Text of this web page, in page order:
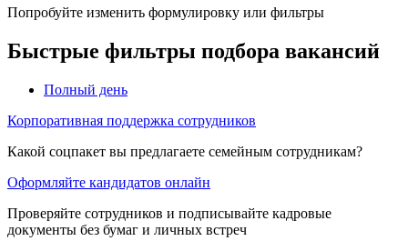
Попробуйте изменить формулировку или фильтры
Быстрые фильтры подбора вакансий
Полный день
Корпоративная поддержка сотрудников
Какой соцпакет вы предлагаете семейным сотрудникам?
Оформляйте кандидатов онлайн
Проверяйте сотрудников и подписывайте кадровые
документы без бумаг и личных встреч